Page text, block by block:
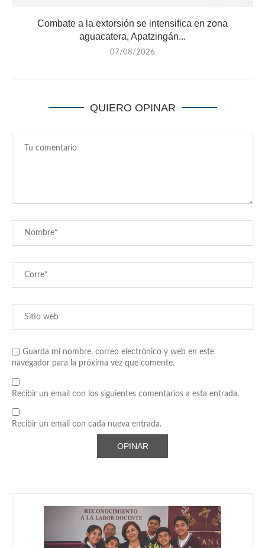
Combate a la extorsión se intensifica en zona
aguacatera, Apatzingán...
07/08/2026
QUIERO OPINAR
Guarda mi nombre, correo electrónico y web en este
navegador para la próxima vez que comente.
Recibir un email con los siguientes comentarios a esta entrada.
Recibir un email con cada nueva entrada.